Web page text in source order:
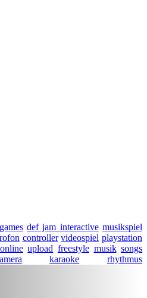
def jam interactive musikspiel
controller videospiel playstation
online upload freestyle musik songs
karaoke rhythmus